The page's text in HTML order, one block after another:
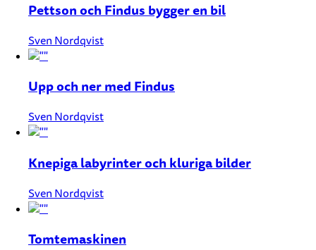
Pettson och Findus bygger en bil
Sven Nordqvist
Upp och ner med Findus
Sven Nordqvist
Knepiga labyrinter och kluriga bilder
Sven Nordqvist
Tomtemaskinen